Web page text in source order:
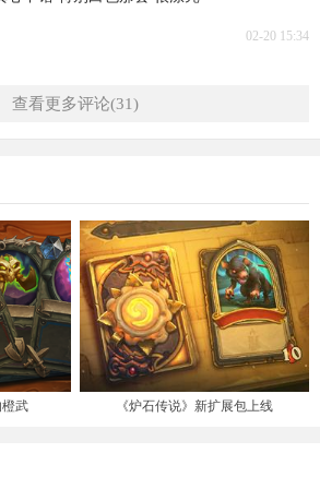
02-20 15:34
查看更多评论(31)
武 《炉石传说》新扩展包上线